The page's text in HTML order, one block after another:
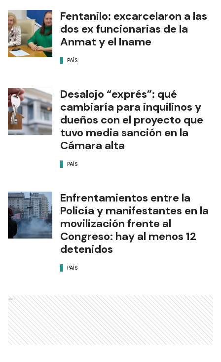
Fentanilo: excarcelaron a las
dos ex funcionarias de la
Anmat y el Iname
PAÍS
Desalojo “exprés”: qué
cambiaría para inquilinos y
dueños con el proyecto que
tuvo media sanción en la
Cámara alta
PAÍS
Enfrentamientos entre la
Policía y manifestantes en la
movilización frente al
Congreso: hay al menos 12
detenidos
PAÍS
Ads